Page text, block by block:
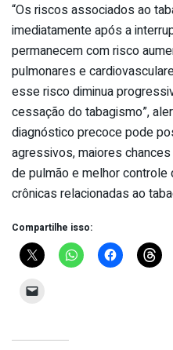
“Os riscos associados ao
imediatamente após a
permanecem com risco
pulmonares e
esse risco diminua
cessação do tabagismo”,
diagnóstico precoce pode
agressivos, maiores
de pulmão e melhor
crônicas relacionadas ao
Compartilhe isso: